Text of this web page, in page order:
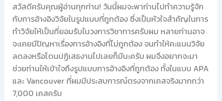
สวัสดีครับคุณผู้อ่านทุกท่าน! วันนี้ผมจะพาท่านไปทำความรู้จัก
กับการอ้างอิงวิจัยในรูปแบบที่ถูกต้อง ซึ่งเป็นหัวใจสำคัญในการ
ทำวิจัยให้เป็นที่ยอมรับในวงการวิชาการครับผม หลายท่านอาจ
จะเคยมีปัญหาเรื่องการอ้างอิงที่ไม่ถูกต้อง จนทำให้คะแนนวิจัย
ลดลงหรือโดนปฏิเสธงานไปเลยก็มีนะครับ ผมจึงอยากจะมา
ช่วยท่านให้เข้าใจถึงรูปแบบการอ้างอิงที่ถูกต้อง ทั้งในแบบ APA
และ Vancouver ที่ผมมีประสบการณ์ตรงจากเคสจริงมากกว่า
7,000 เคสครับ